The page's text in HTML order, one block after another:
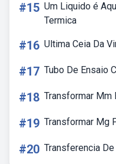
#15 Um Liquido é
Termica
#16 Ultima Ceia Da
#17 Tubo De Ensaio
#18 Transformar Mm
#19 Transformar Mg
#20 Transferencia